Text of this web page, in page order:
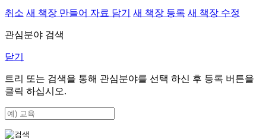
취소 새 책장 만들어 자료 담기 새 책장 등록 새 책장 수정
관심분야 검색
닫기
트리 또는 검색을 통해 관심분야를 선택 하신 후 등록 버튼을
클릭 하십시오.